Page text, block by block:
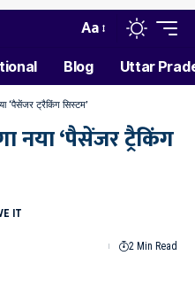
Aa
Blog Uttar
‘पैसेंजर ट्रैकिंग सिस्टम’
नया ‘पैसेंजर ट्रैकिंग
2 Min Read